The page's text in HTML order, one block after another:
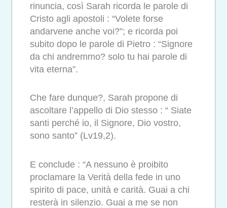
rinuncia, così Sarah ricorda le parole di
Cristo agli apostoli : “Volete forse
andarvene anche voi?”; e ricorda poi
subito dopo le parole di Pietro : “Signore
da chi andremmo? solo tu hai parole di
vita eterna”.
Che fare dunque?, Sarah propone di
ascoltare l’appello di Dio stesso : “ Siate
santi perché io, il Signore, Dio vostro,
sono santo” (Lv19,2).
E conclude : “A nessuno è proibito
proclamare la Verità della fede in uno
spirito di pace, unità e carità. Guai a chi
resterà in silenzio. Guai a me se non